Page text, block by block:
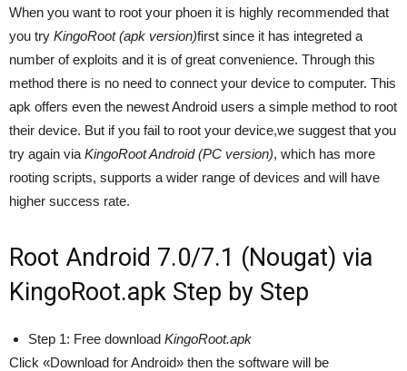
When you want to root your phoen it is highly recommended that
you try KingoRoot (apk version)first since it has integreted a
number of exploits and it is of great convenience. Through this
method there is no need to connect your device to computer. This
apk offers even the newest Android users a simple method to root
their device. But if you fail to root your device,we suggest that you
try again via KingoRoot Android (PC version), which has more
rooting scripts, supports a wider range of devices and will have
higher success rate.
Root Android 7.0/7.1 (Nougat) via
KingoRoot.apk Step by Step
Step 1: Free download KingoRoot.apk
Click «Download for Android» then the software will be